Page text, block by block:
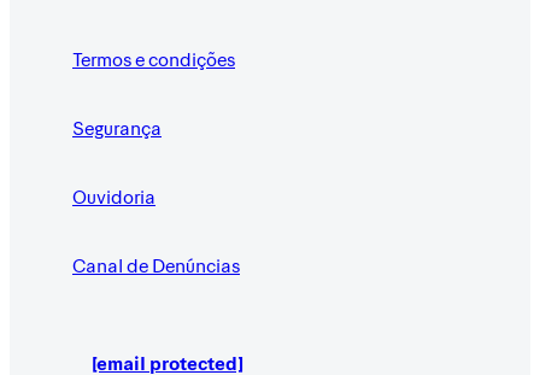
Termos e condições
Segurança
Ouvidoria
Canal de Denúncias
[email protected]